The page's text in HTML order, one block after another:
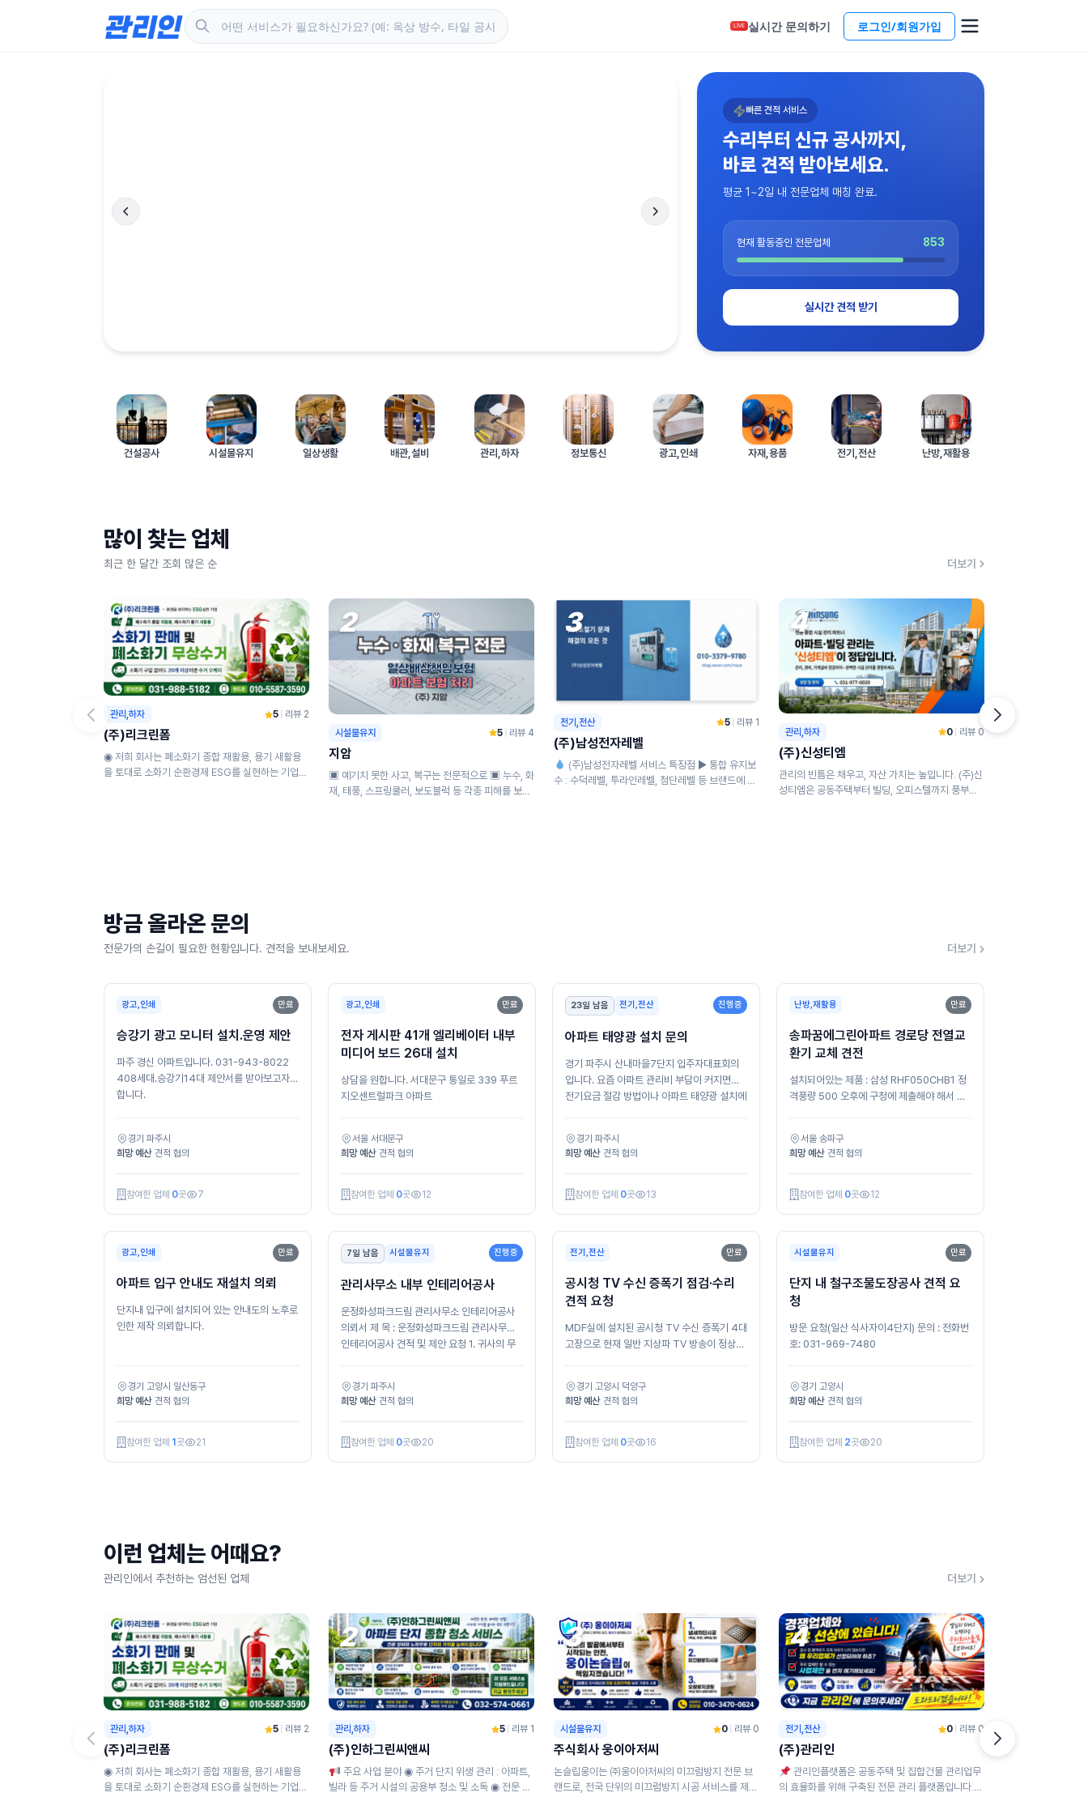
LIVE 실시간 문의하기 로그인/회원가입
/06
빠른 견적 서비스
수리부터 신규 공사까지,
바로 견적 받아보세요.
평균 1~2일 내 전문업체 매칭 완료.
현재 활동중인 전문업체 853
실시간 견적 받기
건설공사 시설물유지 일상생활 배관,설비 관리,하자 정보통신 광고,인쇄 자재,용품 전기,전산 난방,재활용
많이 찾는 업체
최근 한 달간 조회 많은 순 더보기
1
관리,하자 5 리뷰 2
(주)리크린폼
◉ 저희 회사는 폐소화기 종합 재활용, 용기 새활용
을 토대로 소화기 순환경제 ESG를 실현하는 기업으
2
시설물유지 5 리뷰 4
지암
▣ 예기치 못한 사고, 복구는 전문적으로 ▣ 누수, 화
재, 태풍, 스프링쿨러, 보도블럭 등 각종 피해를 보험
3
전기,전산 5 리뷰 1
(주)남성전자레벨
(주)남성전자레벨 서비스 특장점 ▶ 통합 유지보
수 : 수덕레벨, 투라인레벨, 첨단레벨 등 브랜드에 상
4
관리,하자 0 리뷰 0
(주)신성티엠
관리의 빈틈은 채우고, 자산 가치는 높입니다. (주)신
성티엠은 공동주택부터 빌딩, 오피스텔까지 풍부한
방금 올라온 문의
전문가의 손길이 필요한 현황입니다. 견적을 보내보세요. 더보기
광고,인쇄 만료
승강기 광고 모니터 설치.운영 제안
파주 경신 아파트입니다. 031-943-8022
408세대.승강기14대 제안서를 받아보고자
합니다.
경기 파주시
희망 예산 견적 협의
참여한 업체 0곳 7
광고,인쇄 만료
전자 게시판 41개 엘리베이터 내부
미디어 보드 26대 설치
상담을 원합니다. 서대문구 통일로 339 푸르
지오센트럴파크 아파트
서울 서대문구
희망 예산 견적 협의
참여한 업체 0곳 12
23일 남음 전기,전산 진행중
아파트 태양광 설치 문의
경기 파주시 산내마을7단지 입주자대표회의
입니다. 요즘 아파트 관리비 부담이 커지면서
전기요금 절감 방법이나 아파트 태양광 설치에
경기 파주시
희망 예산 견적 협의
참여한 업체 0곳 13
난방,재활용 만료
송파꿈에그린아파트 경로당 전열교
환기 교체 견전
설치되어있는 제품 : 삼성 RHF050CHB1 정
격풍량 500 오후에 구청에 제출해야 해서 급
서울 송파구
희망 예산 견적 협의
참여한 업체 0곳 12
광고,인쇄 만료
아파트 입구 안내도 재설치 의뢰
단지내 입구에 설치되어 있는 안내도의 노후로
인한 제작 의뢰합니다.
경기 고양시 일산동구
희망 예산 견적 협의
참여한 업체 1 곳 21
7일 남음 시설물유지 진행중
관리사무소 내부 인테리어공사
운정화성파크드림 관리사무소 인테리어공사
의뢰서 제 목 : 운정화성파크드림 관리사무소
인테리어공사 견적 및 제안 요청 1. 귀사의 무
경기 파주시
희망 예산 견적 협의
참여한 업체 0곳 20
전기,전산 만료
공시청 TV 수신 증폭기 점검·수리
견적 요청
MDF실에 설치된 공시청 TV 수신 증폭기 4대
고장으로 현재 일반 지상파 TV 방송이 정상적
경기 고양시 덕양구
희망 예산 견적 협의
참여한 업체 0곳 16
시설물유지 만료
단지 내 철구조물도장공사 견적 요
청
방문 요청(일산 식사자이4단지) 문의 : 전화번
호: 031-969-7480
경기 고양시
희망 예산 견적 협의
참여한 업체 2곳 20
이런 업체는 어때요?
관리인에서 추천하는 엄선된 업체 더보기
1
관리,하자 5 리뷰 2
(주)리크린폼
◉ 저희 회사는 폐소화기 종합 재활용, 용기 새활용
을 토대로 소화기 순환경제 ESG를 실현하는 기업으
2
관리,하자 5 리뷰 1
(주)인하그린씨앤씨
빌라 등 주거 시설의 공용부 청소 및 소독 ◉ 전문 방
3
시설물유지 0 리뷰 0
주식회사 웅이아저씨
논슬립웅이는 ㈜웅이아저씨의 미끄럼방지 전문 브
랜드로, 전국 단위의 미끄럼방지 시공 서비스를 제공
4
전기,전산 0 리뷰 0
(주)관리인
관리인플랫폼은 공동주택 및 집합건물 관리업무
의 효율화를 위해 구축된 전문 관리 플랫폼입니다.